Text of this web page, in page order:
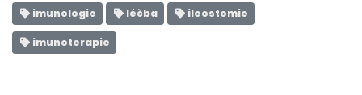
imunologie léčba ileostomie
imunoterapie